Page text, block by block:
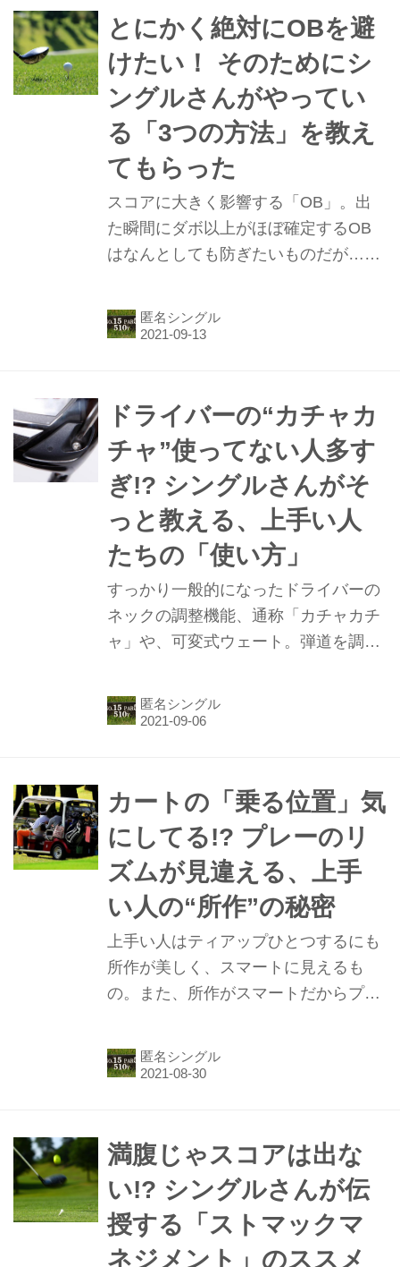
とにかく絶対にOBを避
けたい！ そのためにシ
ングルさんがやってい
る「3つの方法」を教え
てもらった
スコアに大きく影響する「OB」。出
た瞬間にダボ以上がほぼ確定するOB
はなんとしても防ぎたいものだが……
避けるための“みっつの方法”を教えて
もらった。
匿名シングル
ドライバーの“カチャカ
チャ”使ってない人多す
ぎ!? シングルさんがそ
っと教える、上手い人
たちの「使い方」
すっかり一般的になったドライバーの
ネックの調整機能、通称「カチャカチ
ャ」や、可変式ウェート。弾道を調整
ゴルファーの利用率は低調のよう。
「それは本当にもったいない」という
匿名シングル
カートの「乗る位置」気
にしてる!? プレーのリ
ズムが見違える、上手
い人の“所作”の秘密
上手い人はティアップひとつするにも
所作が美しく、スマートに見えるも
の。また、所作がスマートだからプレ
反映される。そんな上手い人の所作を
「ぜひ盗みましょう！」というのは関
匿名シングル
満腹じゃスコアは出な
い!? シングルさんが伝
授する「ストマックマ
ネジメント」のススメ